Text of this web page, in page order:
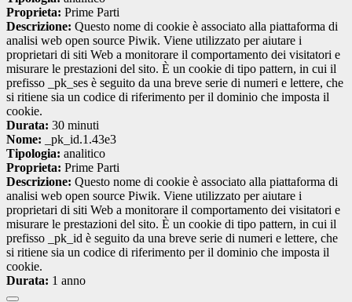
Proprieta: Prime Parti
Descrizione: Questo nome di cookie è associato alla piattaforma di
analisi web open source Piwik. Viene utilizzato per aiutare i
proprietari di siti Web a monitorare il comportamento dei visitatori e
misurare le prestazioni del sito. È un cookie di tipo pattern, in cui il
prefisso _pk_ses è seguito da una breve serie di numeri e lettere, che
si ritiene sia un codice di riferimento per il dominio che imposta il
cookie.
Durata: 30 minuti
Nome: _pk_id.1.43e3
Tipologia: analitico
Proprieta: Prime Parti
Descrizione: Questo nome di cookie è associato alla piattaforma di
analisi web open source Piwik. Viene utilizzato per aiutare i
proprietari di siti Web a monitorare il comportamento dei visitatori e
misurare le prestazioni del sito. È un cookie di tipo pattern, in cui il
prefisso _pk_id è seguito da una breve serie di numeri e lettere, che
si ritiene sia un codice di riferimento per il dominio che imposta il
cookie.
Durata: 1 anno